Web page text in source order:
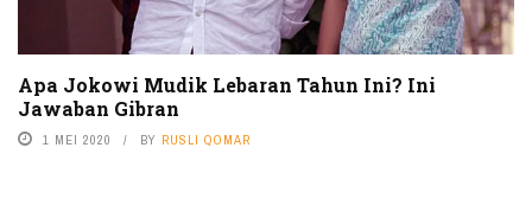
Apa Jokowi Mudik Lebaran Tahun Ini? Ini
Jawaban Gibran
1 MEI 2020 BY RUSLI QOMAR